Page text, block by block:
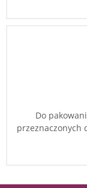
Do
przeznaczonych